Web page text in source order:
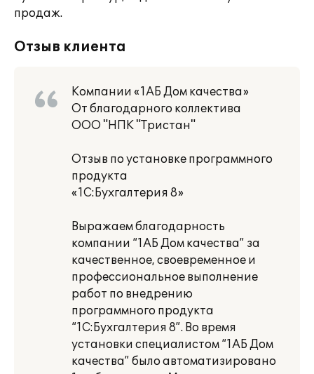
продаж.
Отзыв клиента
Компании «1АБ Дом качества»
От благодарного коллектива
ООО "НПК "Тристан"
Отзыв по установке программного
продукта
«1С:Бухгалтерия 8»
Выражаем благодарность
компании “1АБ Дом качества” за
качественное, своевременное и
профессиональное выполнение
работ по внедрению
программного продукта
“1С:Бухгалтерия 8”. Во время
установки специалистом “1АБ Дом
качества” было автоматизировано